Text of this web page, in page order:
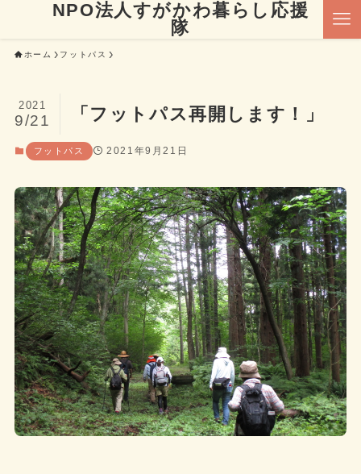
NPO法人すがかわ暮らし応援
隊
ホーム フットパス
「フットパス再開します！」
2021
9/21
フットパス 2021年9月21日